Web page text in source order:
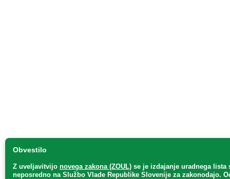
Obvestilo
Z uveljavitvijo novega zakona (ZOUL) se je izdajanje uradnega lista
neposredno na Službo Vlade Republike Slovenije za zakonodajo.